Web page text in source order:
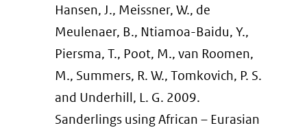
Hansen, J., Meissner, W., de
Meulenaer, B., Ntiamoa-Baidu, Y.,
Piersma, T., Poot, M., van Roomen,
M., Summers, R. W., Tomkovich, P. S.
and Underhill, L. G. 2009.
Sanderlings using African – Eurasian